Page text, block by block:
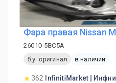
Фара правая Nissan
26010-5BC5A
б.у. оригинал
в наличии
362
InfinitiMarket |